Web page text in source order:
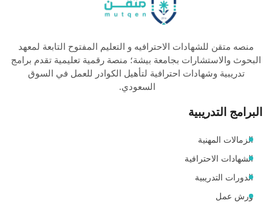
منصه متقن للشهادات الاحترافيه و التعليم المفتوح التابعة لمعهد
البحوث والاستشارات بجامعة بيشة؛ منصة رقمية تعليمية تقدم برامج
تدريبية وشهادات احترافية لتأهيل الكوادر للعمل في السوق
السعودي.
البرامج التدريبية
الزمالات المهنية
الشهادات الاحترافية
الدورات التدريبية
ورش عمل